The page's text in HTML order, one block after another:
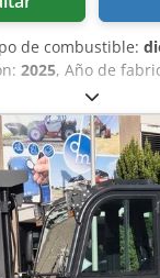
de combustible:
2025, Año de
Aarsrf
CE: sí
muy bueno
de
ancho, incluye 2